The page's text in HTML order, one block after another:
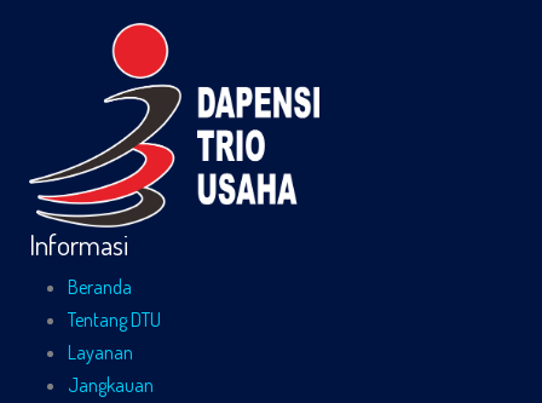
Informasi
Beranda
Tentang DTU
Layanan
Jangkauan